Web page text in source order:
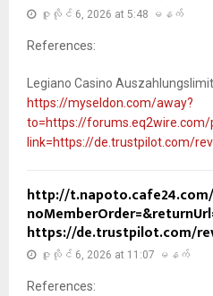
ဇူလိုင် 6, 2026 at 5:48 မနက်
References:
Legiano Casino Auszahlungslimit
https://myseldon.com/away?
to=https://forums.eq2wire.com/
link=https://de.trustpilot.com/
http://
https://de.trustpilot.com/
ဇူလိုင် 6, 2026 at 11:07 မနက်
References: